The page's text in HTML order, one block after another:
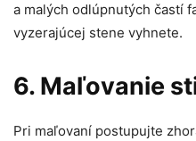
a malých odlúpnutých častí
vyzerajúcej stene vyhnete.
6. Maľovanie
Pri maľovaní postupujte